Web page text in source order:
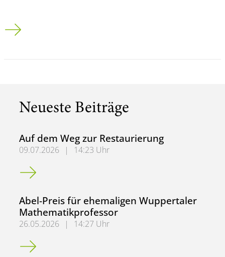
Uni-Baumodell 1975
Neueste Beiträge
Auf dem Weg zur Restaurierung
09.07.2026 |
14:23 Uhr
Auf dem Weg zur Restaurierung
Abel-Preis für ehemaligen Wuppertaler
Mathematikprofessor
26.05.2026 |
14:27 Uhr
Abel-Preis für ehemaligen Wuppertaler